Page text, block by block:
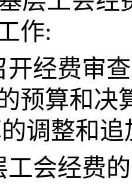
作:
开经费审
预算和决
调整和追
工会经费